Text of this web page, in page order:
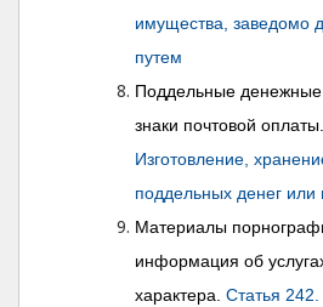
имущества, заведомо
путем
Поддельные
знаки почтовой оплаты.
Изготовление,
поддельных денег или
Материалы
информация об
характера. Статья